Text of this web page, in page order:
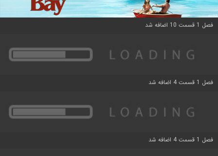
فصل 1 قسمت 10 اضافه شد
فصل 1 قسمت 4 اضافه شد
فصل 1 قسمت 4 اضافه شد